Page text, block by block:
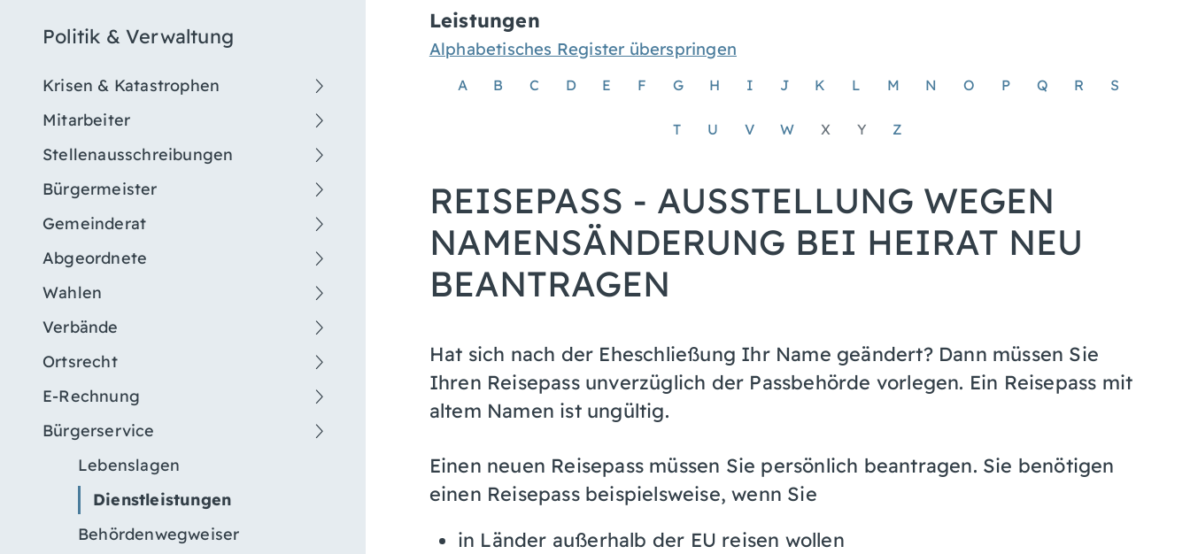
Politik & Verwaltung
Krisen & Katastrophen
Mitarbeiter
Stellenausschreibungen
Bürgermeister
Gemeinderat
Abgeordnete
Wahlen
Verbände
Ortsrecht
E-Rechnung
Bürgerservice
Lebenslagen
Dienstleistungen
Behördenwegweiser
Leistungen
Alphabetisches Register überspringen
A B C D E F G H I J K L M N O P Q R S
T U V W X Y Z
REISEPASS - AUSSTELLUNG WEGEN
NAMENSÄNDERUNG BEI HEIRAT NEU
BEANTRAGEN
Hat sich nach der Eheschließung Ihr Name geändert? Dann müssen Sie
Ihren Reisepass unverzüglich der Passbehörde vorlegen. Ein Reisepass mit
altem Namen ist ungültig.
Einen neuen Reisepass müssen Sie persönlich beantragen. Sie benötigen
einen Reisepass beispielsweise, wenn Sie
in Länder außerhalb der EU reisen wollen